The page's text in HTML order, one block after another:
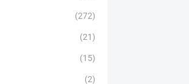
(272)
(21)
(15)
(2)